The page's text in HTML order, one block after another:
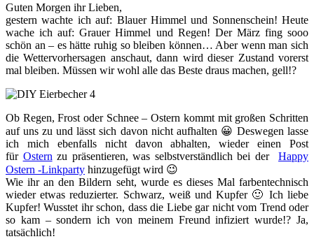
Guten Morgen ihr Lieben,
gestern wachte ich auf: Blauer Himmel und Sonnenschein! Heute
wache ich auf: Grauer Himmel und Regen! Der März fing sooo
schön an – es hätte ruhig so bleiben können… Aber wenn man sich
die Wettervorhersagen anschaut, dann wird dieser Zustand vorerst
mal bleiben. Müssen wir wohl alle das Beste draus machen, gell!?
Ob Regen, Frost oder Schnee – Ostern kommt mit großen Schritten
auf uns zu und lässt sich davon nicht aufhalten 😀 Deswegen lasse
ich mich ebenfalls nicht davon abhalten, wieder einen Post
für Ostern zu präsentieren, was selbstverständlich bei derHappy
Ostern -Linkparty hinzugefügt wird 😉
Wie ihr an den Bildern seht, wurde es dieses Mal farbentechnisch
wieder etwas reduzierter. Schwarz, weiß und Kupfer 🙂 Ich liebe
Kupfer! Wusstet ihr schon, dass die Liebe gar nicht vom Trend oder
so kam – sondern ich von meinem Freund infiziert wurde!? Ja,
tatsächlich!